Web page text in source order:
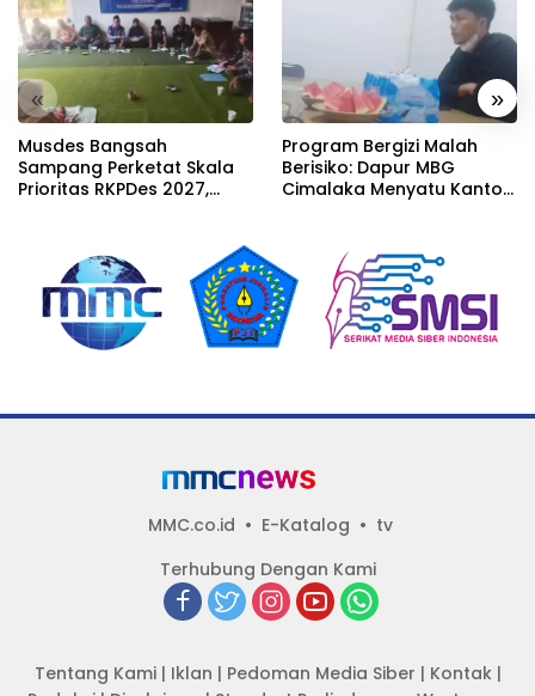
« »
Musdes Bangsah
Sampang Perketat Skala
Prioritas RKPDes 2027,
pada pemerataan yang
seragam
Program Bergizi Malah
Berisiko: Dapur MBG
Cimalaka Menyatu Kantor
MMC.co.id E-Katalog
tv
Terhubung Dengan Kami
Tentang Kami| Iklan | Pedoman Media Siber | Kontak|